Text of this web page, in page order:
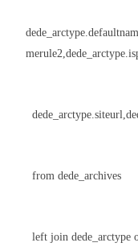
from dede_archives
left join dede_arctype